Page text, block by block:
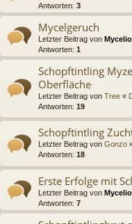
Antworten: 3
Mycelgeruch
Letzter Beitrag von Mycelio
Antworten: 1
Schopftintling
Oberfläche
Letzter Beitrag von Tree «
Antworten: 19
Schopftintling
Letzter Beitrag von Gonzo
Antworten: 18
Erste Erfolge mit
Letzter Beitrag von Mycelio
Antworten: 7